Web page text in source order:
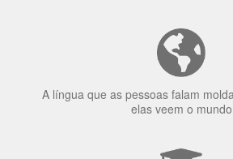
concentração de uma
elas veem o mundo